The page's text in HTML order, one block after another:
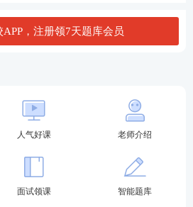
教师资格证考试
，注册领7天题库会员
人气好课 老师介绍
面试领课 智能题库